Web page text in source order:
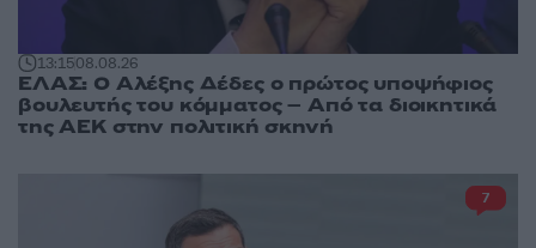
13:1508.08.26
ΕΛΑΣ: Ο Αλέξης Δέδες ο πρώτος υποψήφιος
βουλευτής του κόμματος – Από τα διοικητικά
της ΑΕΚ στην πολιτική σκηνή
7